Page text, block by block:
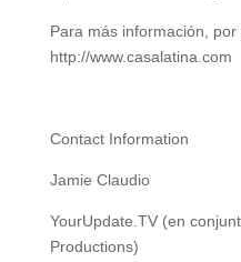
Para más información, por
http://www.casalatina.com
Contact Information
Jamie Claudio
YourUpdate.TV (en
Productions)